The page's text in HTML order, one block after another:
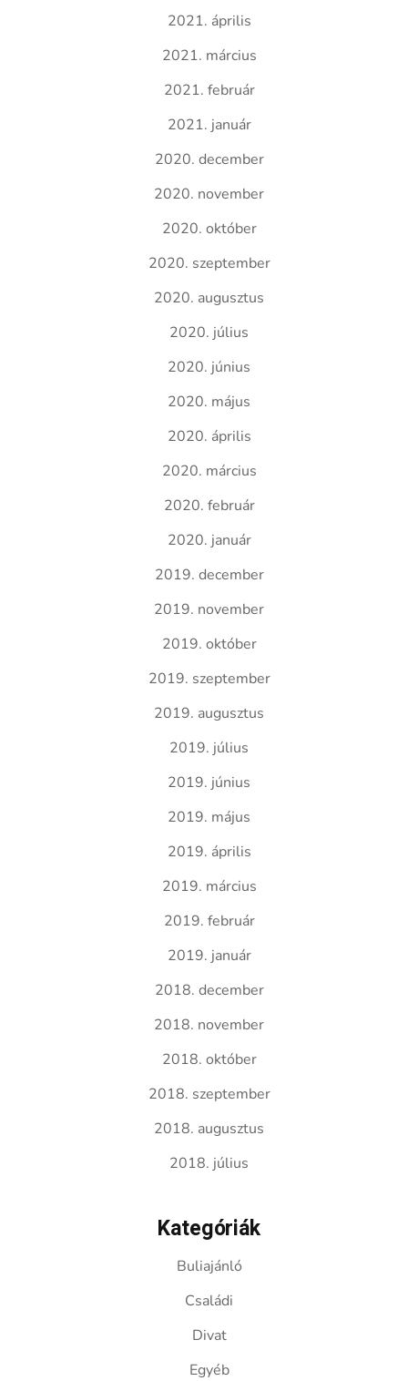
2021. április
2021. március
2021. február
2021. január
2020. december
2020. november
2020. október
2020. szeptember
2020. augusztus
2020. július
2020. június
2020. május
2020. április
2020. március
2020. február
2020. január
2019. december
2019. november
2019. október
2019. szeptember
2019. augusztus
2019. július
2019. június
2019. május
2019. április
2019. március
2019. február
2019. január
2018. december
2018. november
2018. október
2018. szeptember
2018. augusztus
2018. július
Kategóriák
Buliajánló
Családi
Divat
Egyéb